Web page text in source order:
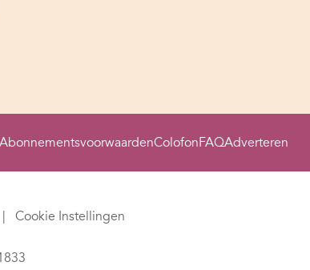
AbonnementsvoorwaardenColofonFAQAdverteren
Cookie Instellingen